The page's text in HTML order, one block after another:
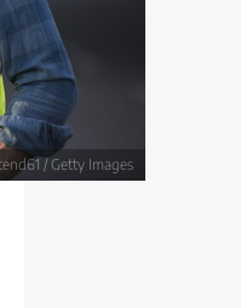
/ Getty Images